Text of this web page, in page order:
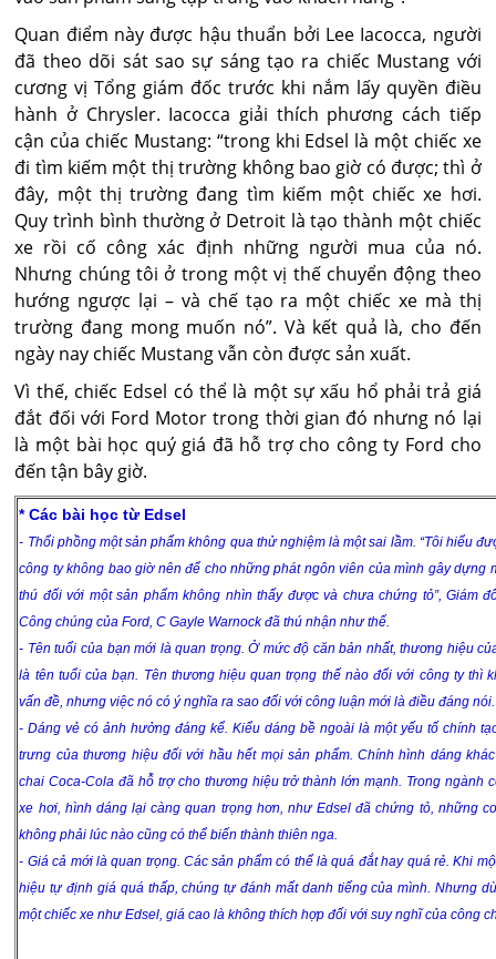
Quan điểm này được hậu thuẩn bởi Lee Iacocca, người
đã theo dõi sát sao sự sáng tạo ra chiếc Mustang với
cương vị Tổng giám đốc trước khi nắm lấy quyền điều
hành ở Chrysler. Iacocca giải thích phương cách tiếp
cận của chiếc Mustang: “trong khi Edsel là một chiếc xe
đi tìm kiếm một thị trường không bao giờ có được; thì ở
đây, một thị trường đang tìm kiếm một chiếc xe hơi.
Quy trình bình thường ở Detroit là tạo thành một chiếc
xe rồi cố công xác định những người mua của nó.
Nhưng chúng tôi ở trong một vị thế chuyển động theo
hướng ngược lại – và chế tạo ra một chiếc xe mà thị
trường đang mong muốn nó”. Và kết quả là, cho đến
ngày nay chiếc Mustang vẫn còn được sản xuất.
Vì thế, chiếc Edsel có thể là một sự xấu hổ phải trả giá
đắt đối với Ford Motor trong thời gian đó nhưng nó lại
là một bài học quý giá đã hỗ trợ cho công ty Ford cho
đến tận bây giờ.
* Các bài học từ Edsel
- Thổi phồng một sản phẩm không qua thử nghiệm là một sai lầm. “Tôi hiểu
công ty không bao giờ nên để cho những phát ngôn viên của mình gây dựng
thú đối với một sản phẩm không nhìn thấy được và chưa chứng tỏ”, Giám
Công chúng của Ford, C Gayle Warnock đã thú nhận như thế.
- Tên tuổi của bạn mới là quan trọng. Ở mức độ căn bản nhất, thương hiệu
là tên tuổi của bạn. Tên thương hiệu quan trọng thế nào đối với công ty thì
vấn đề, nhưng việc nó có ý nghĩa ra sao đối với công luận mới là điều đáng nói.
- Dáng vẻ có ảnh hưởng đáng kể. Kiểu dáng bề ngoài là một yếu tố chính
trưng của thương hiệu đối với hầu hết mọi sản phẩm. Chính hình dáng
chai Coca-Cola đã hỗ trợ cho thương hiệu trở thành lớn mạnh. Trong ngành
xe hơi, hình dáng lại càng quan trọng hơn, như Edsel đã chứng tỏ, những
không phải lúc nào cũng có thể biến thành thiên nga.
- Giá cả mới là quan trọng. Các sản phẩm có thể là quá đắt hay quá rẻ. Khi
hiệu tự định giá quá thấp, chúng tự đánh mất danh tiếng của mình. Nhưng
một chiếc xe như Edsel, giá cao là không thích hợp đối với suy nghĩ của công